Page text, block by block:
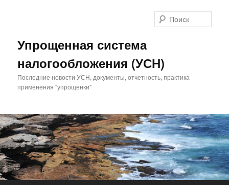
Упрощенная система
налогообложения (УСН)
Последние новости УСН, документы, отчетность, практика
применения "упрощенки"